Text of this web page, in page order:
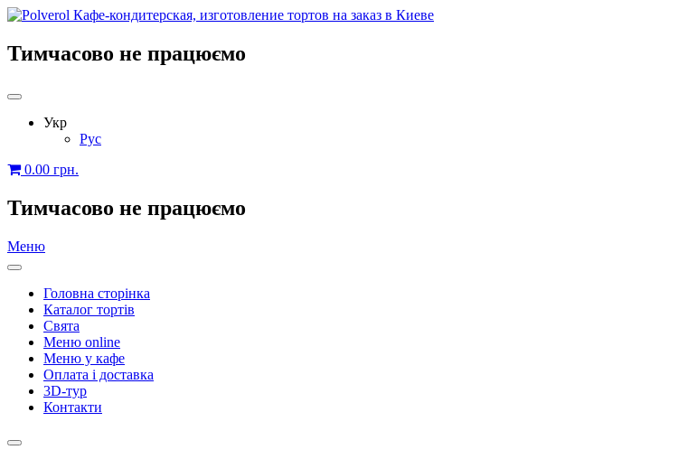
Тимчасово не працюємо
Укр
Рус
0.00 грн.
Тимчасово не працюємо
Меню
Головна сторінка
Каталог тортів
Свята
Меню online
Меню у кафе
Оплата і доставка
3D-тур
Контакти